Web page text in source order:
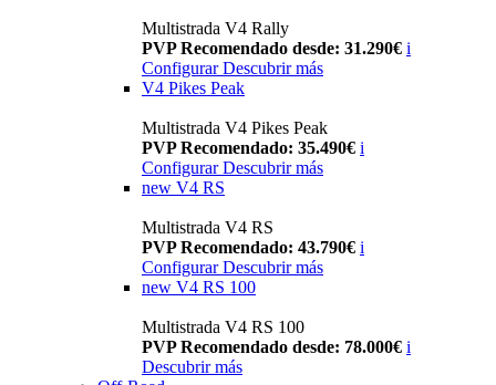
Multistrada V4 Rally
PVP Recomendado desde: 31.290€ i
Configurar Descubrir más
V4 Pikes Peak
Multistrada V4 Pikes Peak
PVP Recomendado: 35.490€ i
Configurar Descubrir más
new V4 RS
Multistrada V4 RS
PVP Recomendado: 43.790€ i
ConfigurarDescubrir más
new V4 RS 100
Multistrada V4 RS 100
PVP Recomendado desde: 78.000€ i
Descubrir más